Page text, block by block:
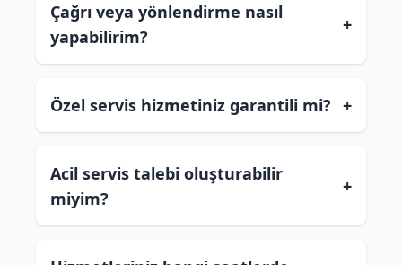
Çağrı veya yönlendirme nasıl
yapabilirim?
+
Özel servis hizmetiniz garantili mi? +
Acil servis talebi oluşturabilir
miyim?
+